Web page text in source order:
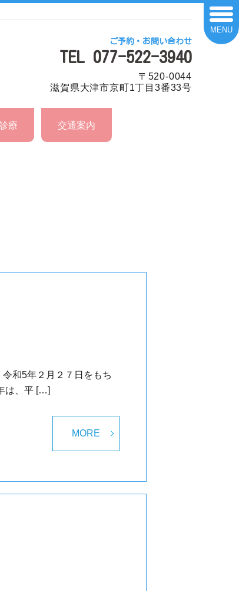
療 交通案内
ご予約・お問い合わせ
TEL 077-522-3940
〒520-0044
滋賀県大津市京町1丁目3番33号
MENU
和5年２月２７日をもち
は、平 […]
MORE